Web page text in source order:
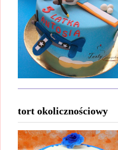
tort okolicznościowy